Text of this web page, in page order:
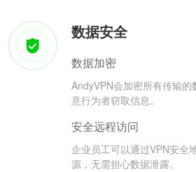
数据安全
数据加密
AndyVPN会加密所有传输
意行为者窃取信息。
安全远程访问
企业员工可以通过VPN安全
源，无需担心数据泄露。